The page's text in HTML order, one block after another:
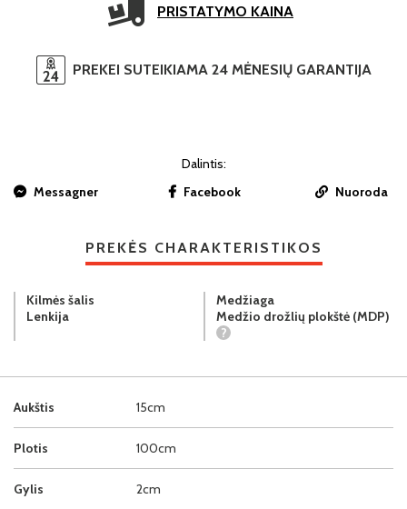
PRISTATYMO KAINA
PREKEI SUTEIKIAMA 24 MĖNESIŲ GARANTIJA
Dalintis:
Messagner
Facebook Nuoroda
PREKĖS CHARAKTERISTIKOS
Aukštis 15cm
Plotis 100cm
Gylis 2cm
Kilmės šalis
Lenkija
Medžiaga
Medžio drožlių plokštė (MDP)
?